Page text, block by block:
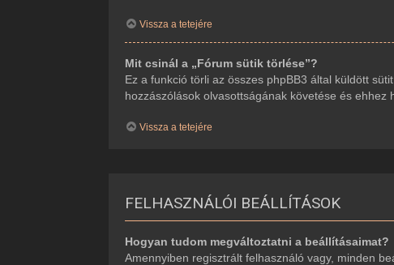
Vissza a tetejére
Mit csinál a „Fórum sütik törlése”?
Ez a funkció törli az összes phpBB3 által küldött
hozzászólások olvasottságának követése és
Vissza a tetejére
FELHASZNÁLÓI BEÁLLÍTÁSOK
Hogyan tudom megváltoztatni a beállításaimat?
Amennyiben regisztrált felhasználó vagy, minden